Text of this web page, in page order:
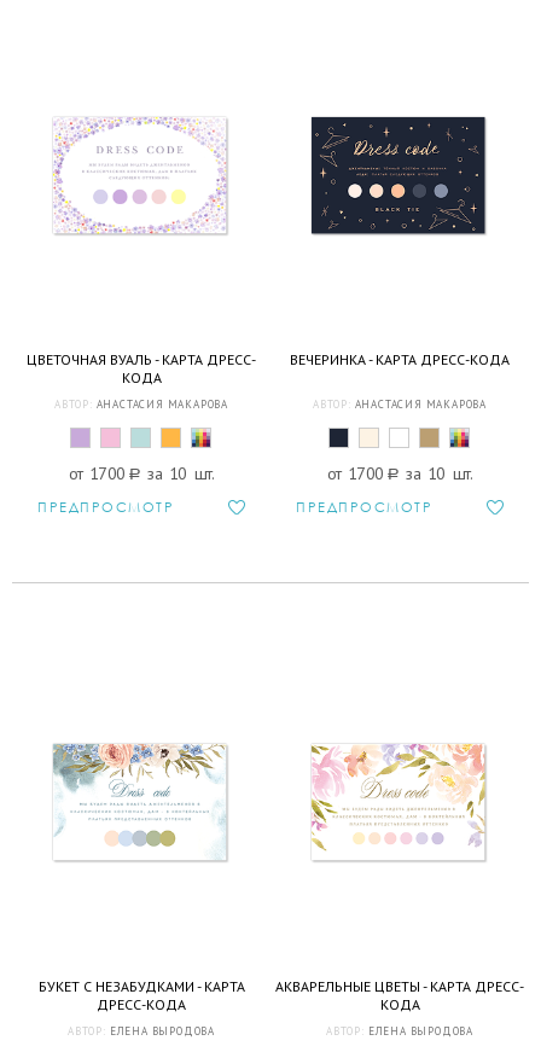
ЦВЕТОЧНАЯ ВУАЛЬ - КАРТА ДРЕСС-
КОДА
АВТОР: АНАСТАСИЯ МАКАРОВА
от 1700 a за 10 шт.
ПРЕДПРОСМОТР
ВЕЧЕРИНКА - КАРТА ДРЕСС-КОДА
АВТОР: АНАСТАСИЯ МАКАРОВА
от 1700 a за 10 шт.
ПРЕДПРОСМОТР
БУКЕТ С НЕЗАБУДКАМИ - КАРТА
ДРЕСС-КОДА
АВТОР: ЕЛЕНА ВЫРОДОВА
АКВАРЕЛЬНЫЕ ЦВЕТЫ - КАРТА ДРЕСС-
КОДА
АВТОР: ЕЛЕНА ВЫРОДОВА